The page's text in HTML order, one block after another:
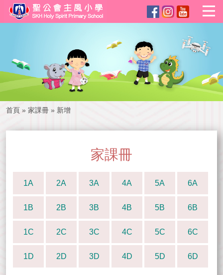
首頁 » 家課冊 » 新增
家課冊
1A 2A 3A 4A 5A 6A
1B 2B 3B 4B 5B 6B
1C 2C 3C 4C 5C 6C
1D 2D 3D 4D 5D 6D